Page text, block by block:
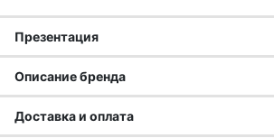
Презентация
Описание бренда
Ароматы Sellection — авторские
Доставка и оплата